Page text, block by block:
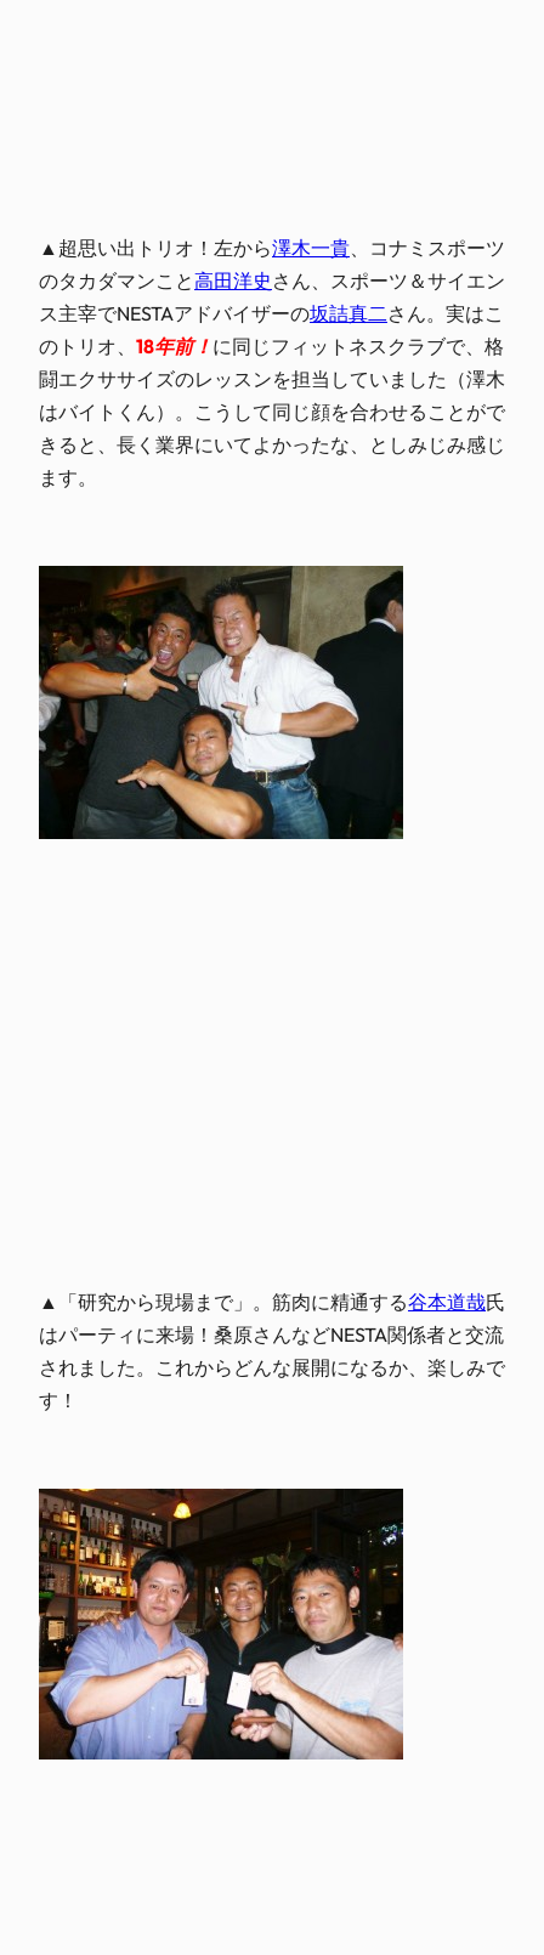
▲超思い出トリオ！左から澤木一貴、コナミスポーツ
のタカダマンこと高田洋史 さん、スポーツ＆サイエン
ス主宰でNESTAアドバイザーの坂詰真二さん。実はこ
のトリオ、 18年前！ に同じフィットネスクラブで、格
闘エクササイズのレッスンを担当していました（澤木
はバイトくん）。こうして同じ顔を合わせることがで
きると、長く業界にいてよかったな、としみじみ感じ
ます。
▲「研究から現場まで」。筋肉に精通する谷本道哉氏
はパーティに来場！桑原さんなどNESTA関係者と交流
されました。これからどんな展開になるか、楽しみで
す！